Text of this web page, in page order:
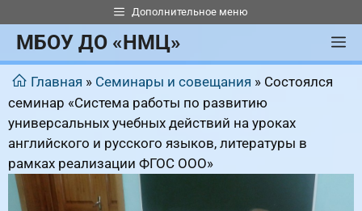
к
содержимому
Дополнительное меню
МБОУ ДО «НМЦ»
Главная » Семинары и совещания » Состоялся
семинар «Система работы по развитию
универсальных учебных действий на уроках
английского и русского языков, литературы в
рамках реализации ФГОС ООО»